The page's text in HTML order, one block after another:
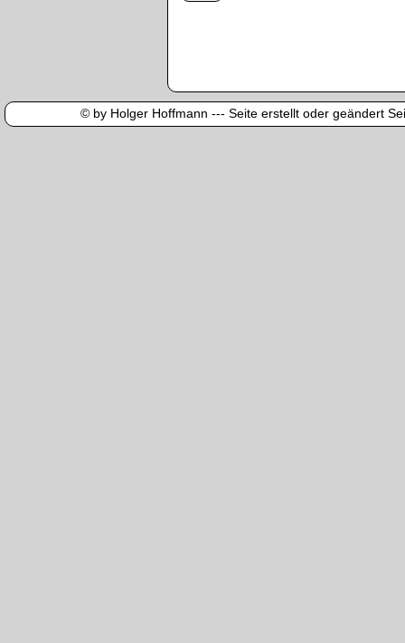
© by Holger Hoffmann --- Seite erstellt oder geändert